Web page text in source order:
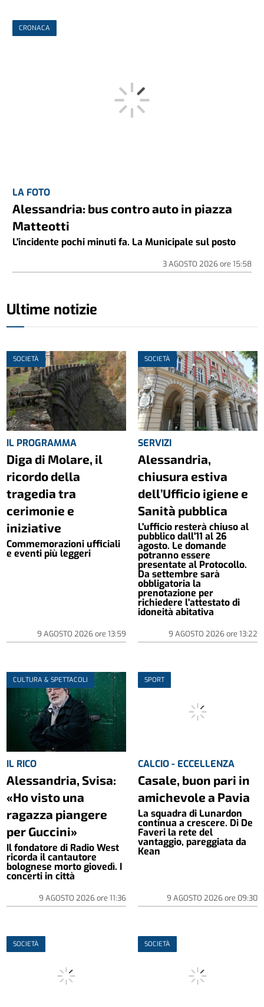
CRONACA
LA FOTO
Alessandria: bus contro auto in piazza
Matteotti
L'incidente pochi minuti fa. La Municipale sul posto
3 AGOSTO 2026ore 15:58
Ultime notizie
SOCIETÀ
IL PROGRAMMA
Diga di Molare, il
ricordo della
tragedia tra
cerimonie e
iniziative
Commemorazioni ufficiali
e eventi più leggeri
9 AGOSTO 2026ore 13:59
SOCIETÀ
SERVIZI
Alessandria,
chiusura estiva
dell’Ufficio igiene e
Sanità pubblica
L'ufficio resterà chiuso al
pubblico dall'11 al 26
agosto. Le domande
potranno essere
presentate al Protocollo.
Da settembre sarà
obbligatoria la
prenotazione per
richiedere l'attestato di
idoneità abitativa
9 AGOSTO 2026ore 13:22
CULTURA & SPETTACOLI
IL RICO
Alessandria, Svisa:
«Ho visto una
ragazza piangere
per Guccini»
Il fondatore di Radio West
ricorda il cantautore
bolognese morto giovedì. I
concerti in città
9 AGOSTO 2026ore 11:36
SPORT
CALCIO - ECCELLENZA
Casale, buon pari in
amichevole a Pavia
La squadra di Lunardon
continua a crescere. Di De
Faveri la rete del
vantaggio, pareggiata da
Kean
9 AGOSTO 2026ore 09:30
SOCIETÀ SOCIETÀ